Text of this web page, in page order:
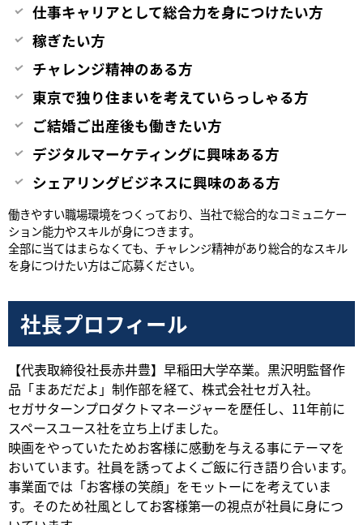
仕事キャリアとして総合力を身につけたい方
稼ぎたい方
チャレンジ精神のある方
東京で独り住まいを考えていらっしゃる方
ご結婚ご出産後も働きたい方
デジタルマーケティングに興味ある方
シェアリングビジネスに興味のある方
働きやすい職場環境をつくっており、当社で総合的なコミュニケー
ション能力やスキルが身につきます。
全部に当てはまらなくても、チャレンジ精神があり総合的なスキル
を身につけたい方はご応募ください。
社長プロフィール
【代表取締役社長赤井豊】早稲田大学卒業。黒沢明監督作
品「まあだだよ」制作部を経て、株式会社セガ入社。
セガサターンプロダクトマネージャーを歴任し、11年前に
スペースユース社を立ち上げました。
映画をやっていたためお客様に感動を与える事にテーマを
おいています。社員を誘ってよくご飯に行き語り合います。
事業面では「お客様の笑顔」をモットーにを考えていま
す。そのため社風としてお客様第一の視点が社員に身につ